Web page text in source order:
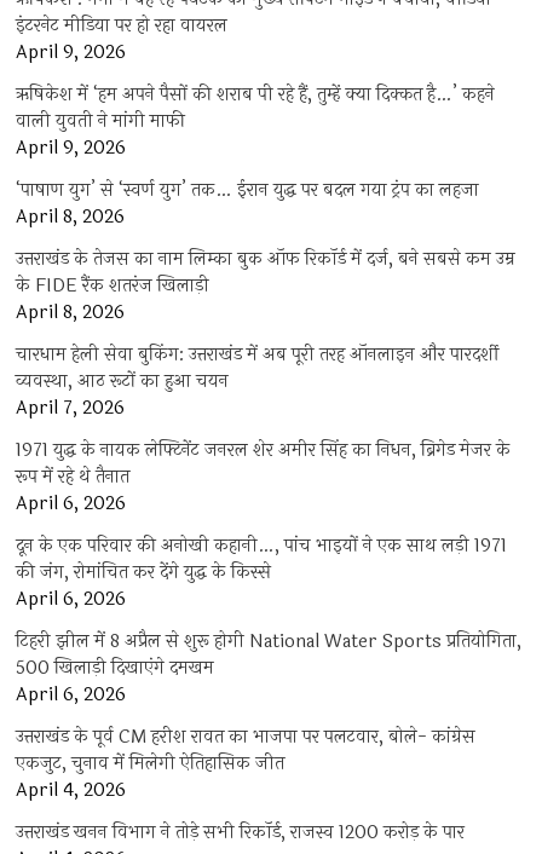
इंटरनेट मीडिया पर हो रहा वायरल
April 9, 2026
ऋषिकेश में ‘हम अपने पैसों की शराब पी रहे हैं, तुम्हें क्या दिक्कत है…’ कहने
वाली युवती ने मांगी माफी
April 9, 2026
‘पाषाण युग’ से ‘स्वर्ण युग’ तक… ईरान युद्ध पर बदल गया ट्रंप का लहजा
April 8, 2026
उत्तराखंड के तेजस का नाम लिम्का बुक ऑफ रिकॉर्ड में दर्ज, बने सबसे कम उम्र
के FIDE रैंक शतरंज खिलाड़ी
April 8, 2026
चारधाम हेली सेवा बुकिंग: उत्तराखंड में अब पूरी तरह ऑनलाइन और पारदर्शी
व्यवस्था, आठ रूटों का हुआ चयन
April 7, 2026
1971 युद्ध के नायक लेफ्टिनेंट जनरल शेर अमीर सिंह का निधन, ब्रिगेड मेजर के
रूप में रहे थे तैनात
April 6, 2026
दून के एक परिवार की अनोखी कहानी…, पांच भाइयों ने एक साथ लड़ी 1971
की जंग, रोमांचित कर देंगे युद्ध के किस्से
April 6, 2026
टिहरी झील में 8 अप्रैल से शुरू होगी National Water Sports प्रतियोगिता,
500 खिलाड़ी दिखाएंगे दमखम
April 6, 2026
उत्तराखंड के पूर्व CM हरीश रावत का भाजपा पर पलटवार, बोले- कांग्रेस
एकजुट, चुनाव में मिलेगी ऐतिहासिक जीत
April 4, 2026
उत्तराखंड खनन विभाग ने तोड़े सभी रिकॉर्ड, राजस्व 1200 करोड़ के पार